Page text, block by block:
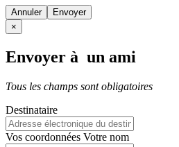
Annuler
×
Envoyer à un ami
Tous les champs sont obligatoires
Destinataire
Vos coordonnées Votre nom